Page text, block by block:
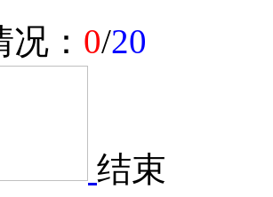
： 0/20
结束